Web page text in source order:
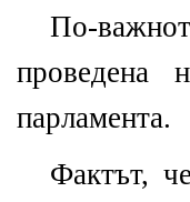
По-
проведена
парламента.
Фактът,